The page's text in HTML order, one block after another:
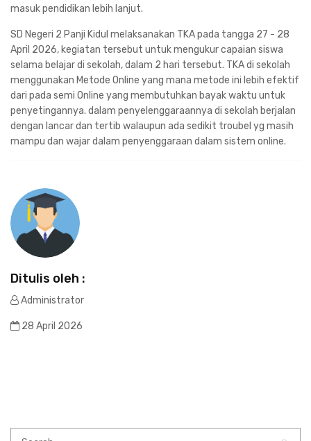
masuk pendidikan lebih lanjut.
SD Negeri 2 Panji Kidul melaksanakan TKA pada tangga 27 - 28
April 2026, kegiatan tersebut untuk mengukur capaian siswa
selama belajar di sekolah, dalam 2 hari tersebut. TKA di sekolah
menggunakan Metode Online yang mana metode ini lebih efektif
dari pada semi Online yang membutuhkan bayak waktu untuk
penyetingannya. dalam penyelenggaraannya di sekolah berjalan
dengan lancar dan tertib walaupun ada sedikit troubel yg masih
mampu dan wajar dalam penyenggaraan dalam sistem online.
Ditulis oleh :
Administrator
28 April 2026